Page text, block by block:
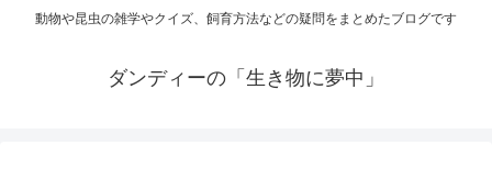
動物や昆虫の雑学やクイズ、飼育方法などの疑問をまとめたブログです
ダンディーの「生き物に夢中」